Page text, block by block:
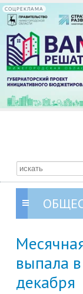
СОЦРЕКЛАМА
выпала
декабря